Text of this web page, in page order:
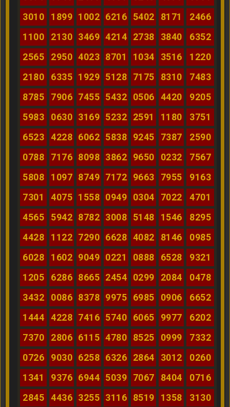
3010
1899 1002 6216 5402 8171
2466
1100
2130 3469 4214 2738 3840
6352
2565
2950 4023 8701 1034 3516
1220
2180
6335 1929 5128 7175 8310
7483
8785
7906 7455 5432 0506 4420
9205
5983
0630 3169 5232 2591 1180
3751
6523
4228 6062 5838 9245 7387
2590
0788
7176 8098 3862 9650 0232
7567
5808
1097 8749 7172 9663 7955
9163
7301
4075 1558 0949 0304 7022
4701
4565
5942 8782 3008 5148 1546
8295
4428
1122 7290 6628 4082 8146
0985
6028
1602 9049 0221 0888 6528
9321
1205
6286 8665 2454 0299 2084
0478
3432
0086 8378 9975 6985 0906
6652
1444
4228 7416 5740 6065 9977
6202
7370
2806 6115 4780 8525 0999
7332
0726
9030 6258 6326 2864 3012
0260
1341
9376 6944 5039 7067 8404
0716
2845
4436 3255 3116 8519 1358
3130